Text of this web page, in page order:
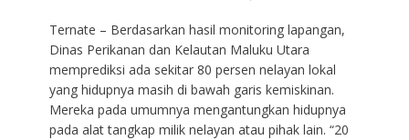
Ternate – Berdasarkan hasil monitoring lapangan,
Dinas Perikanan dan Kelautan Maluku Utara
memprediksi ada sekitar 80 persen nelayan lokal
yang hidupnya masih di bawah garis kemiskinan.
Mereka pada umumnya mengantungkan hidupnya
pada alat tangkap milik nelayan atau pihak lain. “20